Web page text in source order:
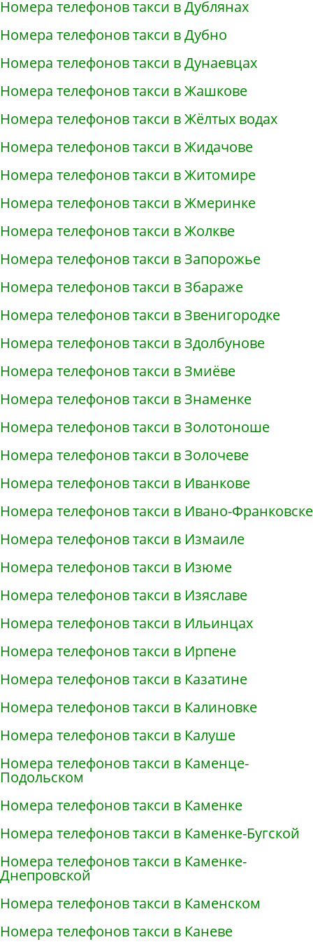
Номера телефонов такси в Дублянах
Номера телефонов такси в Дубно
Номера телефонов такси в Дунаевцах
Номера телефонов такси в Жашкове
Номера телефонов такси в Жёлтых водах
Номера телефонов такси в Жидачове
Номера телефонов такси в Житомире
Номера телефонов такси в Жмеринке
Номера телефонов такси в Жолкве
Номера телефонов такси в Запорожье
Номера телефонов такси в Збараже
Номера телефонов такси в Звенигородке
Номера телефонов такси в Здолбунове
Номера телефонов такси в Змиёве
Номера телефонов такси в Знаменке
Номера телефонов такси в Золотоноше
Номера телефонов такси в Золочеве
Номера телефонов такси в Иванкове
Номера телефонов такси в Ивано-Франковске
Номера телефонов такси в Измаиле
Номера телефонов такси в Изюме
Номера телефонов такси в Изяславе
Номера телефонов такси в Ильинцах
Номера телефонов такси в Ирпене
Номера телефонов такси в Казатине
Номера телефонов такси в Калиновке
Номера телефонов такси в Калуше
Номера телефонов такси в Каменце-
Подольском
Номера телефонов такси в Каменке
Номера телефонов такси в Каменке-Бугской
Номера телефонов такси в Каменке-
Днепровской
Номера телефонов такси в Каменском
Номера телефонов такси в Каневе